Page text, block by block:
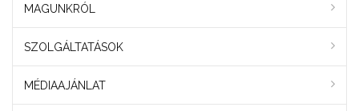
MAGUNKRÓL
SZOLGÁLTATÁSOK
MÉDIAAJÁNLAT